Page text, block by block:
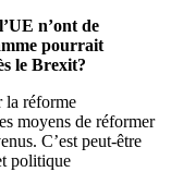
n’ont de
pourrait
le Brexit?
la réforme
moyens de réformer
C’est peut-être
politique